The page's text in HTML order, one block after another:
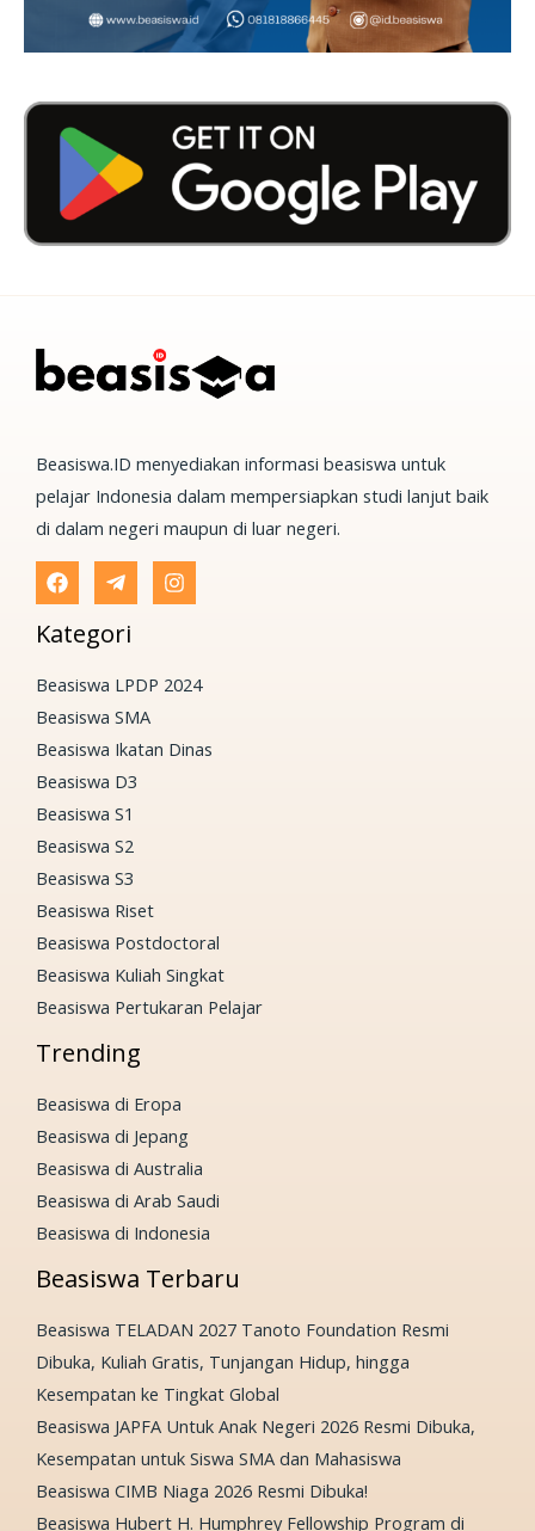
Beasiswa.ID menyediakan informasi beasiswa untuk
pelajar Indonesia dalam mempersiapkan studi lanjut baik
di dalam negeri maupun di luar negeri.
Kategori
Beasiswa LPDP 2024
Beasiswa SMA
Beasiswa Ikatan Dinas
Beasiswa D3
Beasiswa S1
Beasiswa S2
Beasiswa S3
Beasiswa Riset
Beasiswa Postdoctoral
Beasiswa Kuliah Singkat
Beasiswa Pertukaran Pelajar
Trending
Beasiswa di Eropa
Beasiswa di Jepang
Beasiswa di Australia
Beasiswa di Arab Saudi
Beasiswa di Indonesia
Beasiswa Terbaru
Beasiswa TELADAN 2027 Tanoto Foundation Resmi
Dibuka, Kuliah Gratis, Tunjangan Hidup, hingga
Kesempatan ke Tingkat Global
Beasiswa JAPFA Untuk Anak Negeri 2026 Resmi Dibuka,
Kesempatan untuk Siswa SMA dan Mahasiswa
Beasiswa CIMB Niaga 2026 Resmi Dibuka!
Beasiswa Hubert H. Humphrey Fellowship Program di